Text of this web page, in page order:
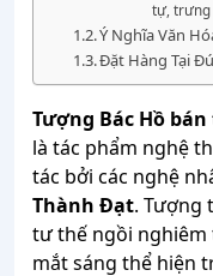
tự, trưng
Ý Nghĩa Văn
Đặt Hàng Tại
Tượng Bác Hồ
là tác phẩm nghệ
tác bởi các nghệ
Thành Đạt. Tượng
tư thế ngồi nghiêm
mắt sáng thể hiện